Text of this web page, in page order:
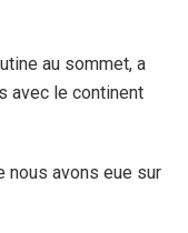
au sommet, a
avec le continent
nous avons eue sur